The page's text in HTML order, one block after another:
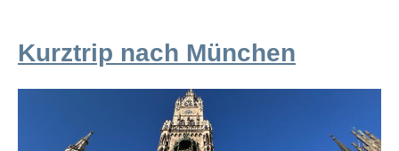
Kurztrip nach München